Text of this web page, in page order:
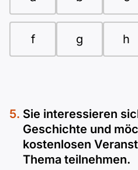
f g h
Sie interessieren
Geschichte und
kostenlosen
Thema teilnehmen.